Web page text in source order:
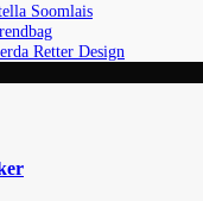
Soomlais
Retter Design